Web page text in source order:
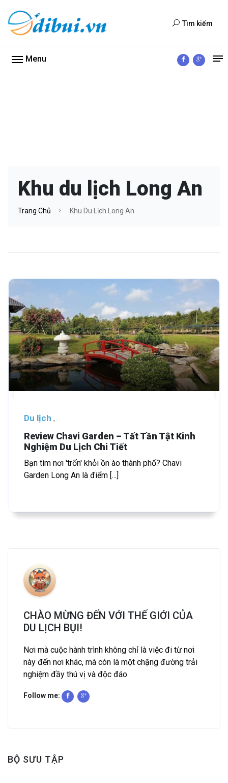
Tìm kiếm
Menu
Khu du lịch Long An
Trang Chủ Khu Du Lịch Long An
Du lịch
Review Chavi Garden – Tất Tần Tật Kinh
Nghiệm Du Lịch Chi Tiết
Bạn tìm nơi 'trốn' khỏi ồn ào thành phố? Chavi
Garden Long An là điểm [...]
CHÀO MỪNG ĐẾN VỚI THẾ GIỚI CỦA
DU LỊCH BỤI!
Nơi mà cuộc hành trình không chỉ là việc đi từ nơi
này đến nơi khác, mà còn là một chặng đường trải
nghiệm đầy thú vị và độc đáo
Follow me:
BỘ SƯU TẬP